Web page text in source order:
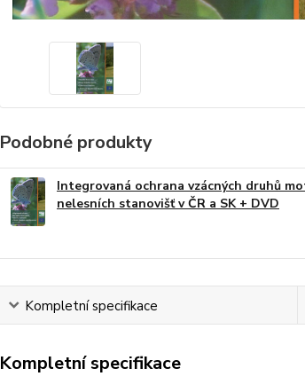
Podobné produkty
Integrovaná ochrana vzácných druhů
nelesních stanovišť v ČR a SK + DVD
Kompletní specifikace
Kompletní specifikace